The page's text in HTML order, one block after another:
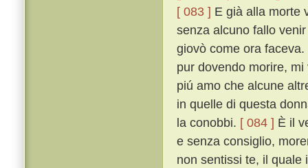
[ 083 ] E già alla morte
senza alcuno fallo
giovò come ora
pur dovendo morire,
piú amo che alcune
in quelle di questa
la conobbi. [ 084 ] È il
e senza consiglio,
non sentissi te, il quale